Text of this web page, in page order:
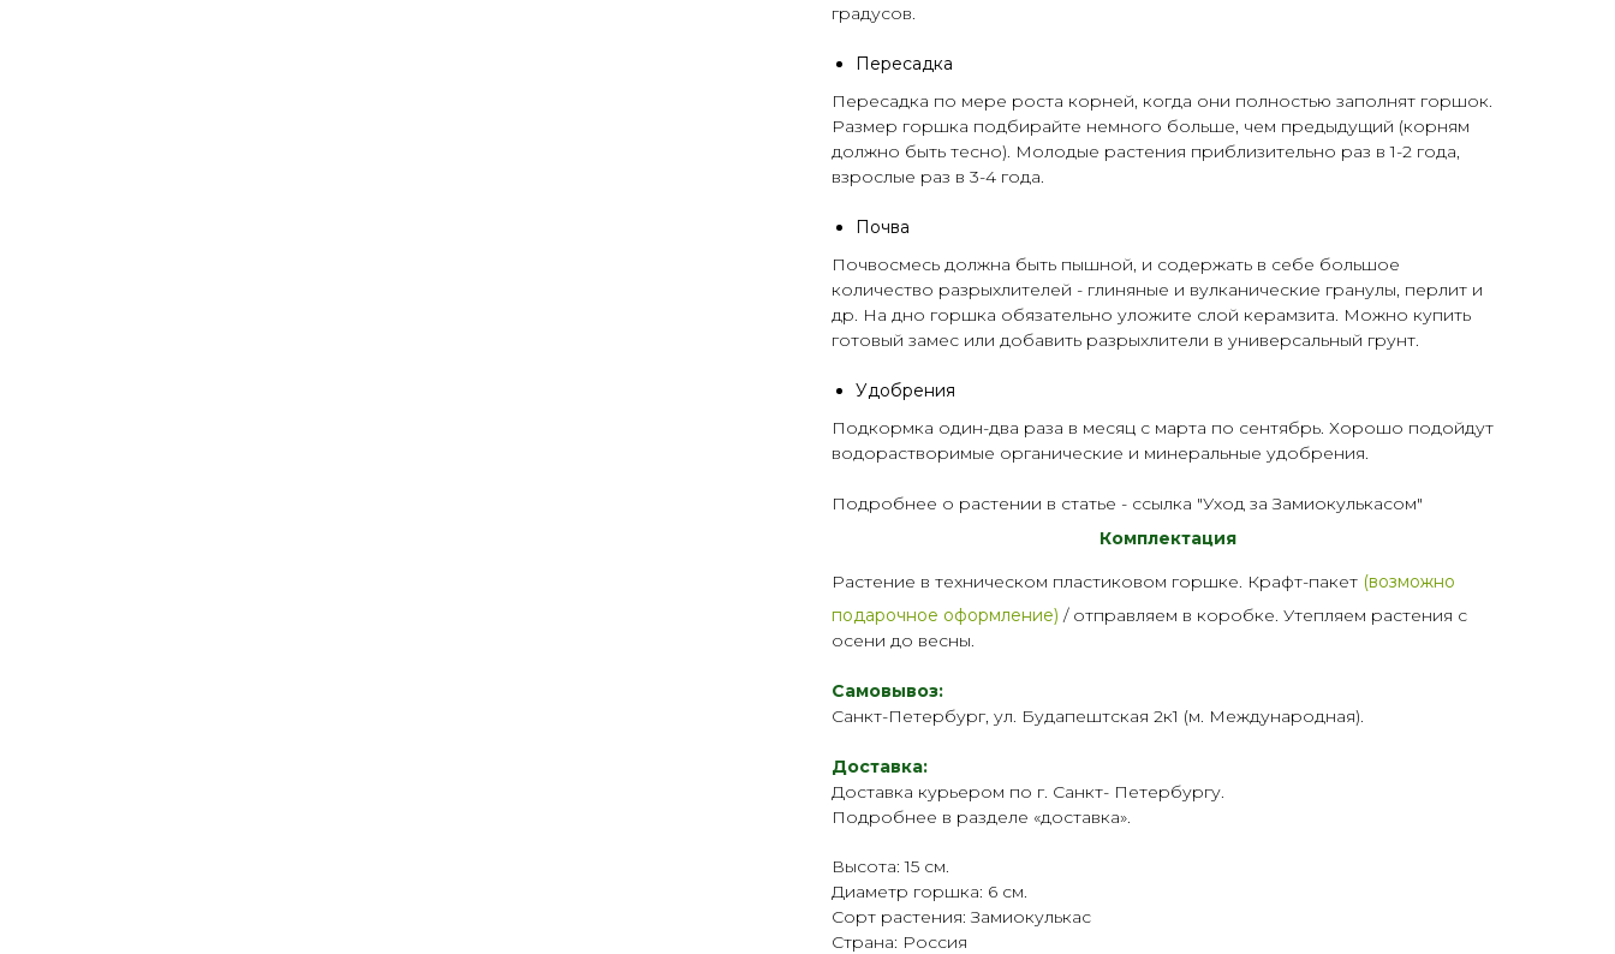
градусов.
Пересадка
Пересадка по мере роста корней, когда они полностью заполнят горшок.
Размер горшка подбирайте немного больше, чем предыдущий (корням
должно быть тесно). Молодые растения приблизительно раз в 1-2 года,
взрослые раз в 3-4 года.
Почва
Почвосмесь должна быть пышной, и содержать в себе большое
количество разрыхлителей - глиняные и вулканические гранулы, перлит и
др. На дно горшка обязательно уложите слой керамзита. Можно купить
готовый замес или добавить разрыхлители в универсальный грунт
Удобрения
Подкормка один-два раза в месяц с марта по сентябрь. Хорошо подойдут
водорастворимые органические и минеральные удобрения
Подробнее о растении в статье - ссылка "Уход за Замиокулькасом"
Комплектация
Растение в техническом пластиковом горшке. Крафт-пакет (возможно
подарочное оформление) / отправляем в коробке. Утепляем растения с
осени до весны.
Самовывоз:
Санкт-Петербург, ул. Будапештская 2к1 (м. Международная).
Доставка:
Доставка курьером по г. Санкт- Петербургу.
Подробнее в разделе «доставка».
Высота: 15 см.
Диаметр горшка: 6 см.
Сорт растения: Замиокулькас
Страна: Россия